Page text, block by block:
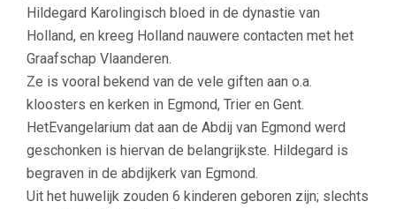
Hildegard Karolingisch bloed in de dynastie van
Holland, en kreeg Holland nauwere contacten met het
Graafschap Vlaanderen.
Ze is vooral bekend van de vele giften aan o.a.
kloosters en kerken in Egmond, Trier en Gent.
HetEvangelarium dat aan de Abdij van Egmond werd
geschonken is hiervan de belangrijkste. Hildegard is
begraven in de abdijkerk van Egmond.
Uit het huwelijk zouden 6 kinderen geboren zijn; slechts